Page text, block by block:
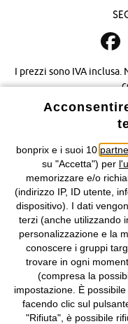
I prezzi sono IVA inclusa.
Condizioni
Informativa privacy
Informazioni
©2026
bonprix S.r.l. con socio
Valdengo (BI) C.F.
Biella n.
IT09060P00000858, N.
Sociale: euro 1.000.000
e coordinamento di
bonprix e i suoi 10
su "Accetta") per
memorizzare e/o
(indirizzo IP, ID utente,
dispositivo). I dati
terzi (anche utilizzando
personalizzazione e la
conoscere i gruppi
trovare in ogni
(compresa la
impostazione. È
facendo clic sul
"Rifiuta", è possibile